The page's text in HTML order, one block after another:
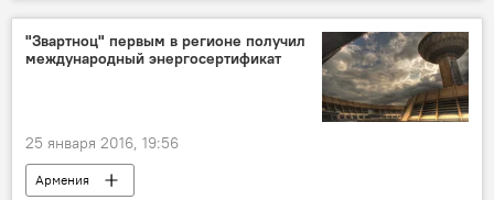
"Звартноц" первым в регионе получил
международный энергосертификат
25 января 2016, 19:56
Армения